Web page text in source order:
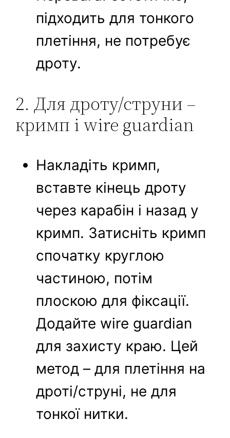
підходить для тонкого
плетіння, не потребує
дроту.
2. Для дроту/струни –
кримп і wire guardian
Накладіть кримп,
вставте кінець дроту
через карабін і назад у
кримп. Затисніть кримп
спочатку круглою
частиною, потім
плоскою для фіксації.
Додайте wire guardian
для захисту краю. Цей
метод – для плетіння на
дроті/струні, не для
тонкої нитки.